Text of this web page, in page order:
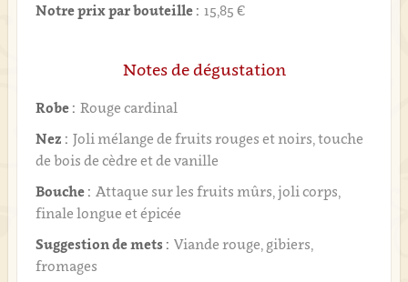
Notre prix par bouteille : 15,85 €
Notes de dégustation
Robe : Rouge cardinal
Nez : Joli mélange de fruits rouges et noirs, touche
de bois de cèdre et de vanille
Bouche : Attaque sur les fruits mûrs, joli corps,
finale longue et épicée
Suggestion de mets : Viande rouge, gibiers,
fromages